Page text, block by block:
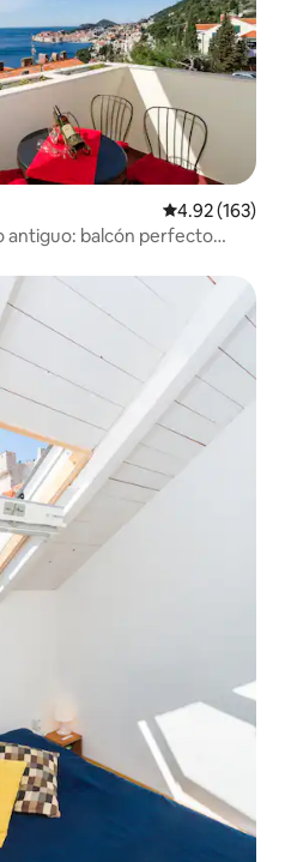
Calificación
4.92 (163)
antiguo: balcón perfecto